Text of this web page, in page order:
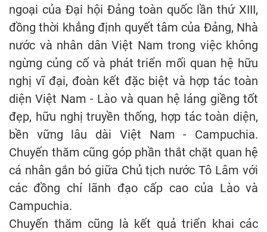
ngoại của Đại hội Đảng toàn quốc lần thứ XIII,
đồng thời khẳng định quyết tâm của Đảng, Nhà
nước và nhân dân Việt Nam trong việc không
ngừng củng cố và phát triển mối quan hệ hữu
nghị vĩ đại, đoàn kết đặc biệt và hợp tác toàn
diện Việt Nam - Lào và quan hệ láng giềng tốt
đẹp, hữu nghị truyền thống, hợp tác toàn diện,
bền vững lâu dài Việt Nam - Campuchia.
Chuyến thăm cũng góp phần thắt chặt quan hệ
cá nhân gắn bó giữa Chủ tịch nước Tô Lâm với
các đồng chí lãnh đạo cấp cao của Lào và
Campuchia.
Chuyến thăm cũng là kết quả triển khai các